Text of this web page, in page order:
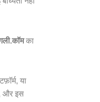
का
या
और इस